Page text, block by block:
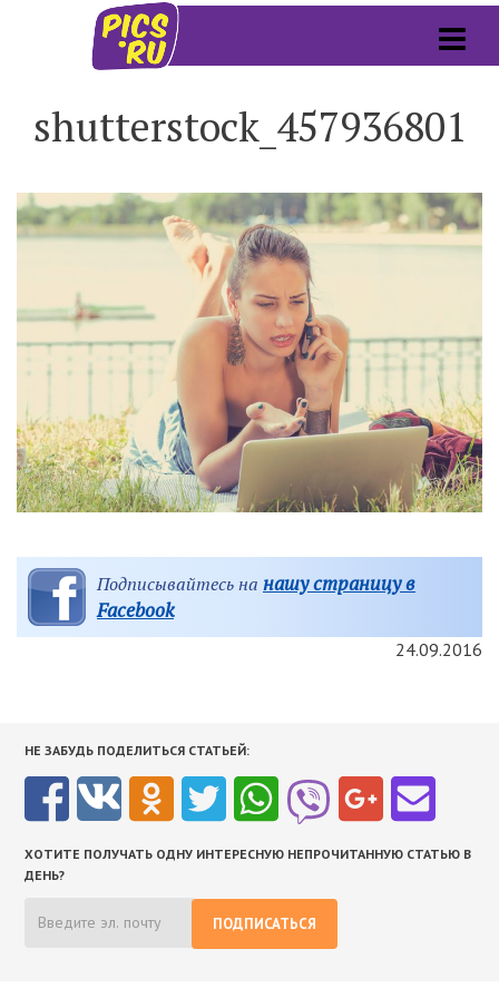
shutterstock_457936801
Подписывайтесь на нашу страницу в
Facebook
24.09.2016
НЕ ЗАБУДЬ ПОДЕЛИТЬСЯ СТАТЬЕЙ:
ХОТИТЕ ПОЛУЧАТЬ ОДНУ ИНТЕРЕСНУЮ НЕПРОЧИТАННУЮ СТАТЬЮ В
ДЕНЬ?
ПОДПИСАТЬСЯ